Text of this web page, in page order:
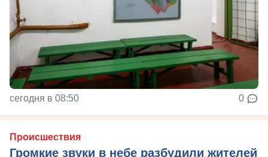
сегодня в 08:50 0
Происшествия
Громкие звуки в небе разбудили жителей